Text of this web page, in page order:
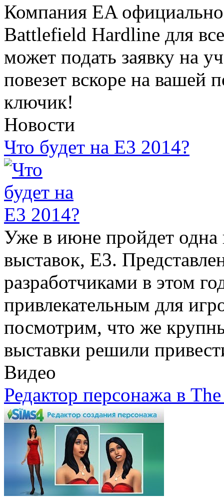
Компания EA официально
Battlefield Hardline для
может подать заявку на
повезет вскоре на вашей
ключик!
Новости
Что будет на E3 2014?
Уже в июне пройдет
выставок, E3.
разработчиками в этом
привлекательным для
посмотрим, что же
выставки решили
Видео
Редактор персонажа в